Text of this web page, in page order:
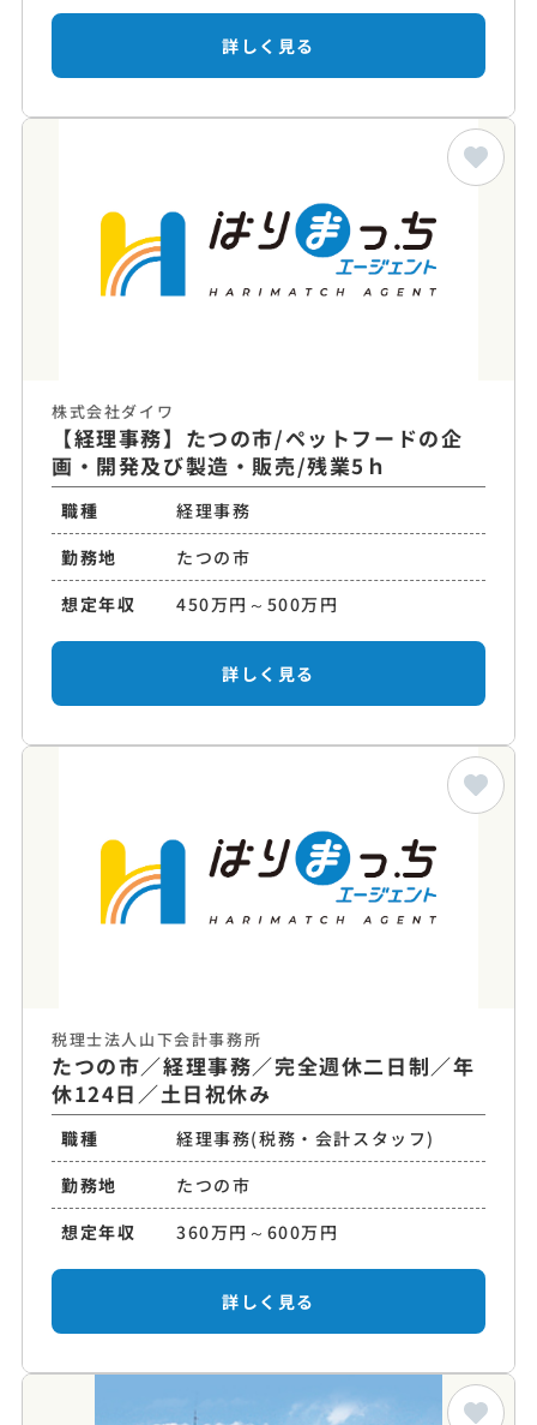
詳しく見る
株式会社ダイワ
【経理事務】たつの市/ペットフードの企
画・開発及び製造・販売/残業5ｈ
職種
経理事務
勤務地
たつの市
想定年収
450万円～500万円
詳しく見る
税理士法人山下会計事務所
たつの市／経理事務／完全週休二日制／年
休124日／土日祝休み
職種
経理事務(税務・会計スタッフ)
勤務地
たつの市
想定年収
360万円～600万円
詳しく見る